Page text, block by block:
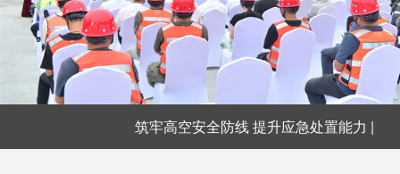
筑牢高空安全防线 提升应急处置能力 |